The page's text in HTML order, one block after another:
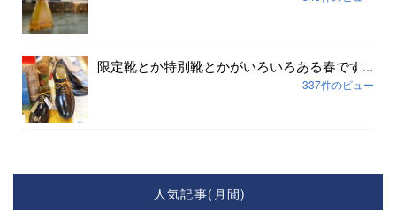
限定靴とか特別靴とかがいろいろある春です...
337件のビュー
人気記事(月間)